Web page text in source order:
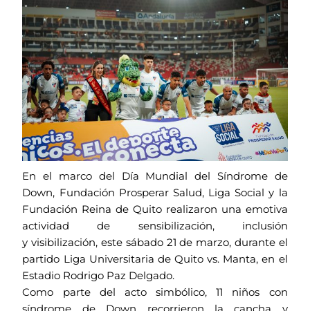
En el marco del Día Mundial del Síndrome de
Down, Fundación Prosperar Salud, Liga Social y la
Fundación Reina de Quito realizaron una emotiva
actividad de sensibilización, inclusión
y visibilización, este sábado 21 de marzo, durante el
partido Liga Universitaria de Quito vs. Manta, en el
Estadio Rodrigo Paz Delgado.
Como parte del acto simbólico, 11 niños con